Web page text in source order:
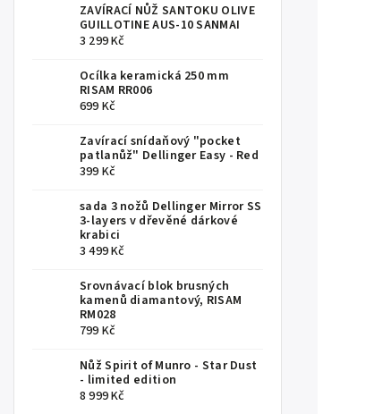
ZAVÍRACÍ NŮŽ SANTOKU OLIVE
GUILLOTINE AUS-10 SANMAI
3 299 Kč
Ocílka keramická 250 mm
RISAM RR006
699 Kč
Zavírací snídaňový "pocket
patlanůž" Dellinger Easy - Red
399 Kč
sada 3 nožů Dellinger Mirror SS
3-layers v dřevěné dárkové
krabici
3 499 Kč
Srovnávací blok brusných
kamenů diamantový, RISAM
RM028
799 Kč
Nůž Spirit of Munro - Star Dust
- limited edition
8 999 Kč